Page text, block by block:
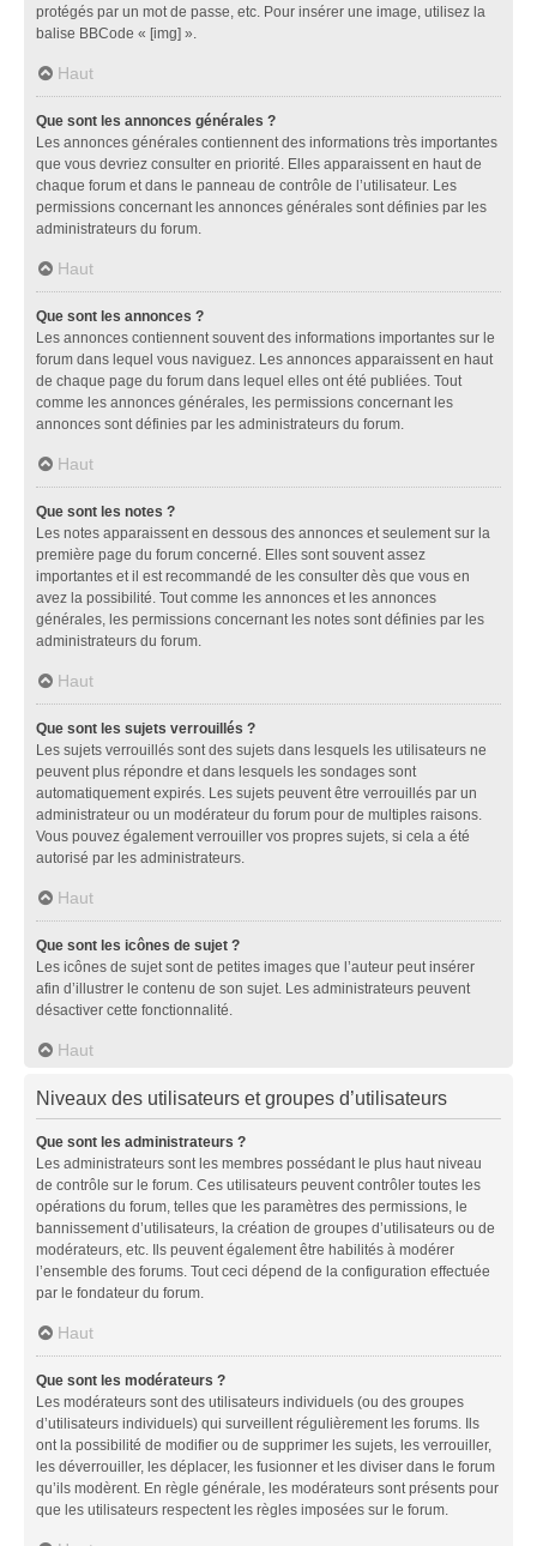
protégés par un mot de passe, etc. Pour insérer une image, utilisez la
balise BBCode « [img] ».
Haut
Que sont les annonces générales ?
Les annonces générales contiennent des informations très importantes
que vous devriez consulter en priorité. Elles apparaissent en haut de
chaque forum et dans le panneau de contrôle de l’utilisateur. Les
permissions concernant les annonces générales sont définies par les
administrateurs du forum.
Haut
Que sont les annonces ?
Les annonces contiennent souvent des informations importantes sur le
forum dans lequel vous naviguez. Les annonces apparaissent en haut
de chaque page du forum dans lequel elles ont été publiées. Tout
comme les annonces générales, les permissions concernant les
annonces sont définies par les administrateurs du forum.
Haut
Que sont les notes ?
Les notes apparaissent en dessous des annonces et seulement sur la
première page du forum concerné. Elles sont souvent assez
importantes et il est recommandé de les consulter dès que vous en
avez la possibilité. Tout comme les annonces et les annonces
générales, les permissions concernant les notes sont définies par les
administrateurs du forum.
Haut
Que sont les sujets verrouillés ?
Les sujets verrouillés sont des sujets dans lesquels les utilisateurs ne
peuvent plus répondre et dans lesquels les sondages sont
automatiquement expirés. Les sujets peuvent être verrouillés par un
administrateur ou un modérateur du forum pour de multiples raisons.
Vous pouvez également verrouiller vos propres sujets, si cela a été
autorisé par les administrateurs.
Haut
Que sont les icônes de sujet ?
Les icônes de sujet sont de petites images que l’auteur peut insérer
afin d’illustrer le contenu de son sujet. Les administrateurs peuvent
désactiver cette fonctionnalité.
Haut
Niveaux des utilisateurs et groupes d’utilisateurs
Que sont les administrateurs ?
Les administrateurs sont les membres possédant le plus haut niveau
de contrôle sur le forum. Ces utilisateurs peuvent contrôler toutes les
opérations du forum, telles que les paramètres des permissions, le
bannissement d’utilisateurs, la création de groupes d’utilisateurs ou de
modérateurs, etc. Ils peuvent également être habilités à modérer
l’ensemble des forums. Tout ceci dépend de la configuration effectuée
par le fondateur du forum.
Haut
Que sont les modérateurs ?
Les modérateurs sont des utilisateurs individuels (ou des groupes
d’utilisateurs individuels) qui surveillent régulièrement les forums. Ils
ont la possibilité de modifier ou de supprimer les sujets, les verrouiller,
les déverrouiller, les déplacer, les fusionner et les diviser dans le forum
qu’ils modèrent. En règle générale, les modérateurs sont présents pour
que les utilisateurs respectent les règles imposées sur le forum.